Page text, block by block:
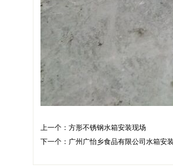
上一个： 方形不锈钢水箱安装现场
下一个： 广州广怡乡食品有限公司水箱安